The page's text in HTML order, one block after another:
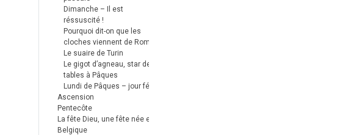
Dimanche – Il est
réssuscité !
Pourquoi dit-on que les
cloches viennent de Rome ?
Le suaire de Turin
Le gigot d’agneau, star des
tables à Pâques
Lundi de Pâques – jour férié
Ascension
Pentecôte
La fête Dieu, une fête née en
Belgique